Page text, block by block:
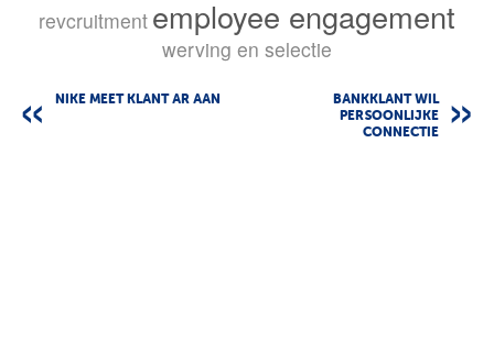
revcruitment employee engagement
werving en selectie
NIKE MEET KLANT AR AAN
BANKKLANT WIL
PERSOONLIJKE
CONNECTIE